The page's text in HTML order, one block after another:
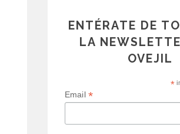
ENTÉRATE DE
LA
OVEJIL
*
Email *